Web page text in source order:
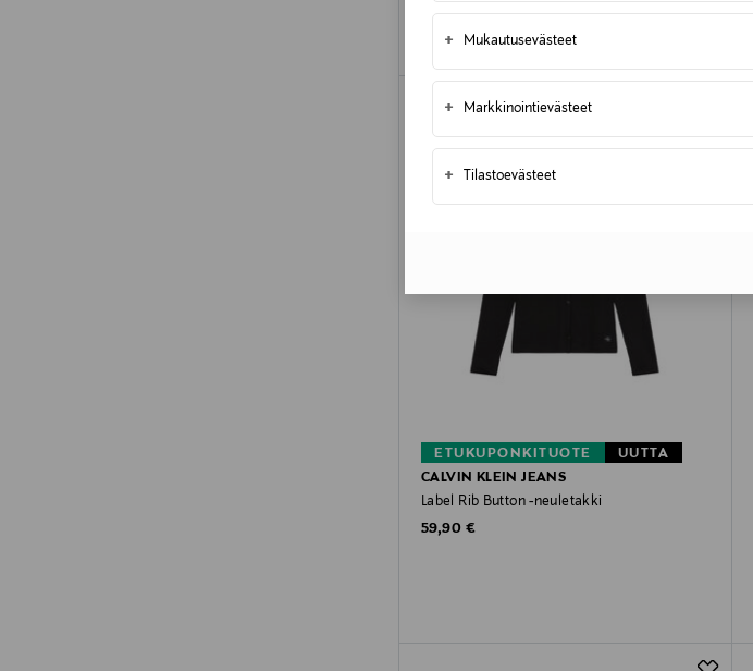
+ Mukautusevästeet
+ Markkinointievästeet
+ Tilastoevästeet
ETUKUPONKITUOTE
UUTTA
CALVIN KLEIN JEANS
Label Rib Button -neuletakki
Original Price
59,90 €